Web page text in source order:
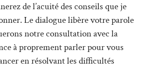
de l’acuité des conseils que je
Le dialogue libère votre parole
notre consultation avec la
à proprement parler pour vous
en résolvant les difficultés